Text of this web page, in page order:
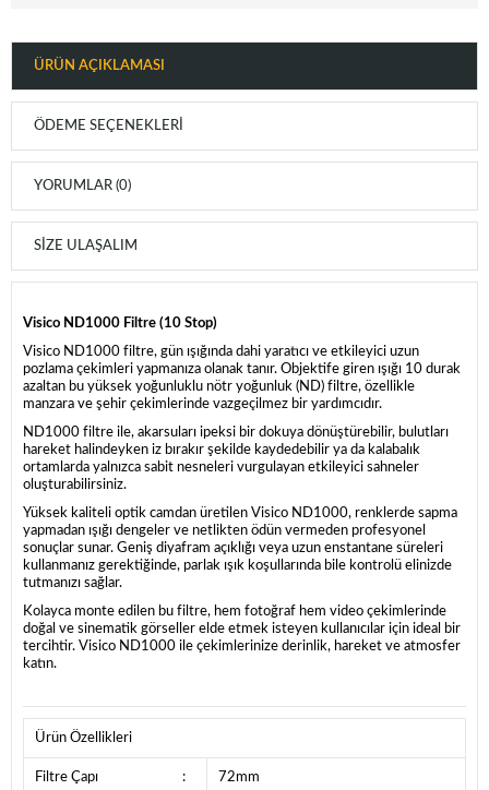
ÜRÜN AÇIKLAMASI
ÖDEME SEÇENEKLERI
YORUMLAR (0)
SIZE ULAŞALIM
Visico ND1000 Filtre (10 Stop)
Visico ND1000 filtre, gün ışığında dahi yaratıcı ve etkileyici uzun
pozlama çekimleri yapmanıza olanak tanır. Objektife giren ışığı 10 durak
azaltan bu yüksek yoğunluklu nötr yoğunluk (ND) filtre, özellikle
manzara ve şehir çekimlerinde vazgeçilmez bir yardımcıdır.
ND1000 filtre ile, akarsuları ipeksi bir dokuya dönüştürebilir, bulutları
hareket halindeyken iz bırakır şekilde kaydedebilir ya da kalabalık
ortamlarda yalnızca sabit nesneleri vurgulayan etkileyici sahneler
oluşturabilirsiniz.
Yüksek kaliteli optik camdan üretilen Visico ND1000, renklerde sapma
yapmadan ışığı dengeler ve netlikten ödün vermeden profesyonel
sonuçlar sunar. Geniş diyafram açıklığı veya uzun enstantane süreleri
kullanmanız gerektiğinde, parlak ışık koşullarında bile kontrolü elinizde
tutmanızı sağlar.
Kolayca monte edilen bu filtre, hem fotoğraf hem video çekimlerinde
doğal ve sinematik görseller elde etmek isteyen kullanıcılar için ideal bir
tercihtir. Visico ND1000 ile çekimlerinize derinlik, hareket ve atmosfer
katın.
Ürün Özellikleri
Filtre Çapı : 72mm